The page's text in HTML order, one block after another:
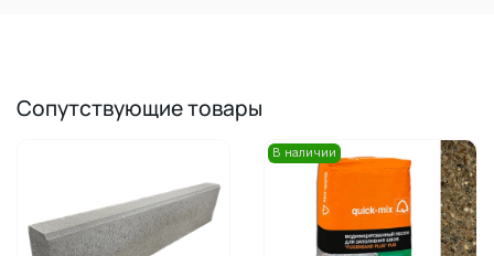
Сопутствующие товары
В наличии